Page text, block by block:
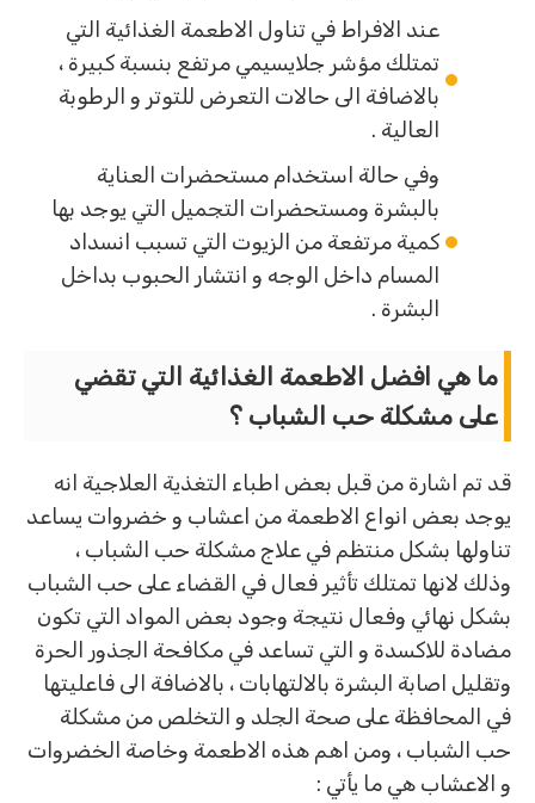
عند الافراط في تناول الاطعمة الغذائية التي
تمتلك مؤشر جلايسيمي مرتفع بنسبة كبيرة ،
بالاضافة الى حالات التعرض للتوتر و الرطوبة
العالية .
وفي حالة استخدام مستحضرات العناية
بالبشرة ومستحضرات التجميل التي يوجد بها
كمية مرتفعة من الزيوت التي تسبب انسداد
المسام داخل الوجه و انتشار الحبوب بداخل
البشرة .
ما هي افضل الاطعمة الغذائية التي تقضي
على مشكلة حب الشباب ؟
قد تم اشارة من قبل بعض اطباء التغذية العلاجية انه
يوجد بعض انواع الاطعمة من اعشاب و خضروات يساعد
تناولها بشكل منتظم في علاج مشكلة حب الشباب ،
وذلك لانها تمتلك تأثير فعال في القضاء على حب الشباب
بشكل نهائي وفعال نتيجة وجود بعض المواد التي تكون
مضادة للاكسدة و التي تساعد في مكافحة الجذور الحرة
وتقليل اصابة البشرة بالالتهابات ، بالاضافة الى فاعليتها
في المحافظة على صحة الجلد و التخلص من مشكلة
حب الشباب ، ومن اهم هذه الاطعمة وخاصة الخضروات
و الاعشاب هي ما يأتي :